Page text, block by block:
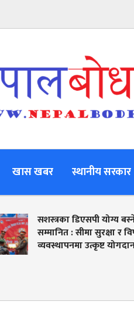
खास खबर स्थानीय सरकार
सशस्त्रका डिएसपी योग्य बस्नेत
सम्मानित : सीमा सुरक्षा र विपद्
व्यवस्थापनमा उत्कृष्ट योगदान